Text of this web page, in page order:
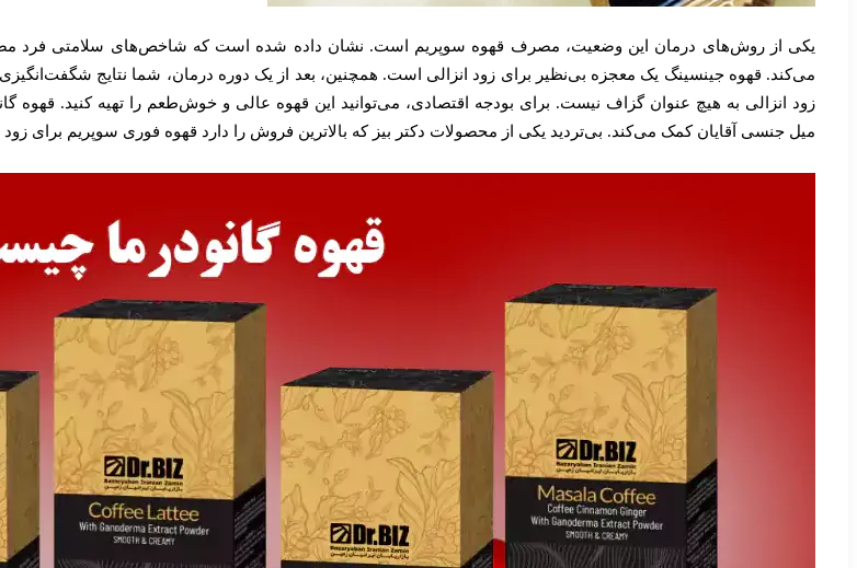
یکی از روش‌های درمان این وضعیت، مصرف قهوه سوپریم است. نشان داده شده است که شاخص‌های سلامتی فرد
می‌کند. قهوه جینسینگ یک معجزه بی‌نظیر برای زود انزالی است. همچنین، بعد از یک دوره درمان، شما نتایج
زود انزالی به هیچ عنوان گزاف نیست. برای بودجه اقتصادی، می‌توانید این قهوه عالی و خوش‌طعم را تهیه کنید. قهوه
میل جنسی آقایان کمک می‌کند. بی‌تردید یکی از محصولات دکتر بیز که بالاترین فروش را دارد قهوه فوری سوپریم برای